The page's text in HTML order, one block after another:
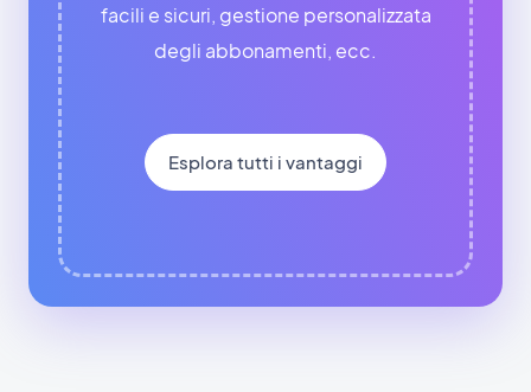
facili e sicuri, gestione personalizzata
degli abbonamenti, ecc.
Esplora tutti i vantaggi